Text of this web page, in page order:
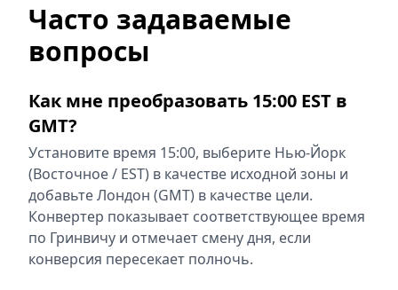
Часто задаваемые
вопросы
Как мне преобразовать 15:00 EST в
GMT?
Установите время 15:00, выберите Нью-Йорк
(Восточное / EST) в качестве исходной зоны и
добавьте Лондон (GMT) в качестве цели.
Конвертер показывает соответствующее время
по Гринвичу и отмечает смену дня, если
конверсия пересекает полночь.